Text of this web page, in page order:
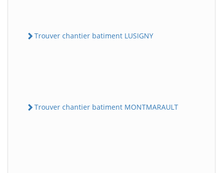
Trouver chantier batiment LUSIGNY
Trouver chantier batiment MONTMARAULT